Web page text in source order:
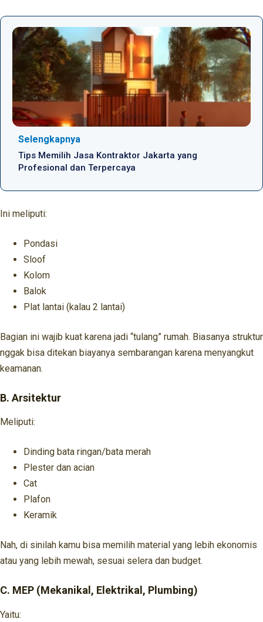
Selengkapnya
Tips Memilih Jasa Kontraktor Jakarta yang
Profesional dan Terpercaya
Ini meliputi:
Pondasi
Sloof
Kolom
Balok
Plat lantai (kalau 2 lantai)
Bagian ini wajib kuat karena jadi “tulang” rumah. Biasanya struktur
nggak bisa ditekan biayanya sembarangan karena menyangkut
keamanan.
B. Arsitektur
Meliputi:
Dinding bata ringan/bata merah
Plester dan acian
Cat
Plafon
Keramik
Nah, di sinilah kamu bisa memilih material yang lebih ekonomis
atau yang lebih mewah, sesuai selera dan budget.
C. MEP (Mekanikal, Elektrikal, Plumbing)
Yaitu: